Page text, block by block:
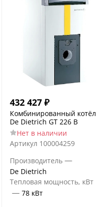
432 427 ₽
Комбинированный котёл
De Dietrich GT 226 B
Нет в наличии
Артикул 100004259
Производитель —
De Dietrich
Тепловая мощность, кВт
— 78 кВт